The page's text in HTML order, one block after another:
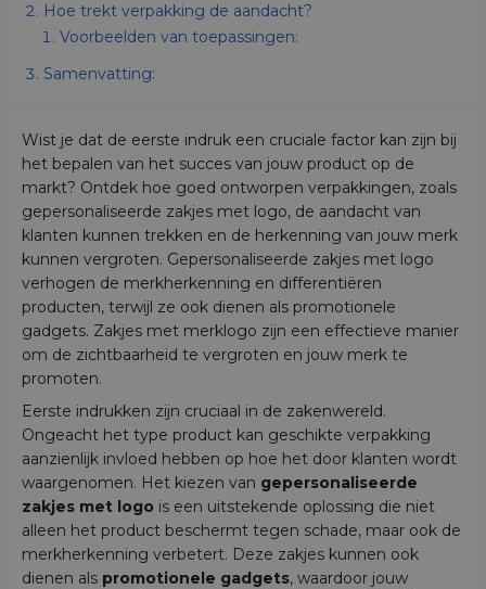
Hoe trekt verpakking de aandacht?
Voorbeelden van toepassingen:
Samenvatting:
Wist je dat de eerste indruk een cruciale factor kan zijn bij
het bepalen van het succes van jouw product op de
markt? Ontdek hoe goed ontworpen verpakkingen, zoals
gepersonaliseerde zakjes met logo, de aandacht van
klanten kunnen trekken en de herkenning van jouw merk
kunnen vergroten. Gepersonaliseerde zakjes met logo
verhogen de merkherkenning en differentiëren
producten, terwijl ze ook dienen als promotionele
gadgets. Zakjes met merklogo zijn een effectieve manier
om de zichtbaarheid te vergroten en jouw merk te
promoten.
Eerste indrukken zijn cruciaal in de zakenwereld.
Ongeacht het type product kan geschikte verpakking
aanzienlijk invloed hebben op hoe het door klanten wordt
waargenomen. Het kiezen van gepersonaliseerde
zakjes met logo is een uitstekende oplossing die niet
alleen het product beschermt tegen schade, maar ook de
merkherkenning verbetert. Deze zakjes kunnen ook
dienen als promotionele gadgets, waardoor jouw